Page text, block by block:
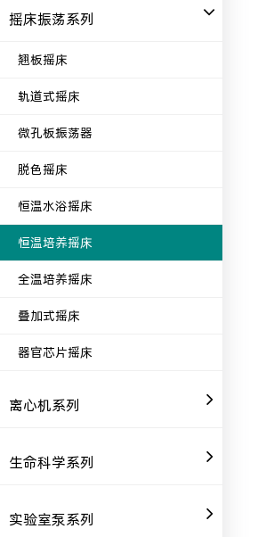
摇床振荡系列
翘板摇床
轨道式摇床
微孔板振荡器
脱色摇床
恒温水浴摇床
恒温培养摇床
全温培养摇床
叠加式摇床
器官芯片摇床
离心机系列
生命科学系列
实验室泵系列